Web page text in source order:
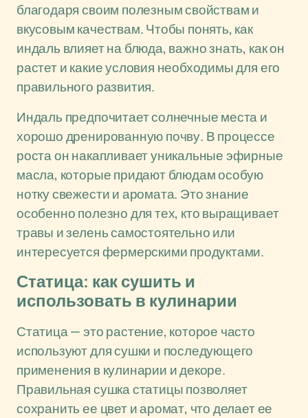
благодаря своим полезным свойствам и
вкусовым качествам. Чтобы понять, как
индаль влияет на блюда, важно знать, как он
растет и какие условия необходимы для его
правильного развития.
Индаль предпочитает солнечные места и
хорошо дренированную почву. В процессе
роста он накапливает уникальные эфирные
масла, которые придают блюдам особую
нотку свежести и аромата. Это знание
особенно полезно для тех, кто выращивает
травы и зелень самостоятельно или
интересуется фермерскими продуктами.
Статица: как сушить и
использовать в кулинарии
Статица — это растение, которое часто
используют для сушки и последующего
применения в кулинарии и декоре.
Правильная сушка статицы позволяет
сохранить ее цвет и аромат, что делает ее